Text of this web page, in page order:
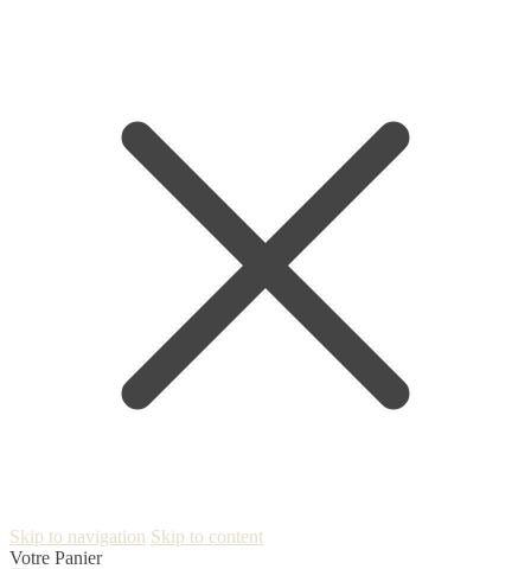
Skip to navigation Skip to content
Votre Panier